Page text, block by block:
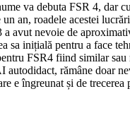
va debuta FSR 4, dar
un an, roadele acestei
a avut nevoie de
sa inițială pentru a face
FSR4 fiind similar sau
autodidact, rămâne doar
e îngreunat și de trecerea